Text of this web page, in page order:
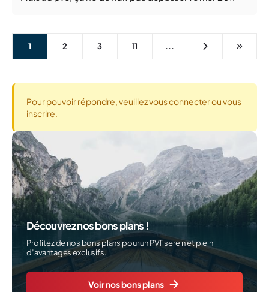
1 2 3 11 ...
Pour pouvoir répondre, veuillez vous connecter ou vous
inscrire.
Découvrez nos bons plans !
Profitez de nos bons plans pour un PVT serein et plein
d’avantages exclusifs.
Voir nos bons plans